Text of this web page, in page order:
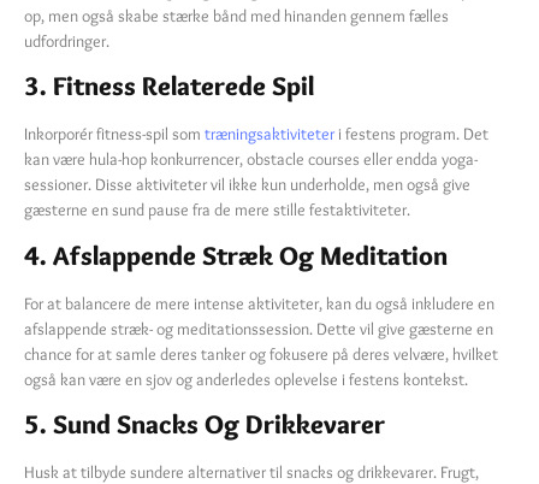
op, men også skabe stærke bånd med hinanden gennem fælles
udfordringer.
3. Fitness Relaterede Spil
Inkorporér fitness-spil som træningsaktiviteter i festens program. Det
kan være hula-hop konkurrencer, obstacle courses eller endda yoga-
sessioner. Disse aktiviteter vil ikke kun underholde, men også give
gæsterne en sund pause fra de mere stille festaktiviteter.
4. Afslappende Stræk Og Meditation
For at balancere de mere intense aktiviteter, kan du også inkludere en
afslappende stræk- og meditationssession. Dette vil give gæsterne en
chance for at samle deres tanker og fokusere på deres velvære, hvilket
også kan være en sjov og anderledes oplevelse i festens kontekst.
5. Sund Snacks Og Drikkevarer
Husk at tilbyde sundere alternativer til snacks og drikkevarer. Frugt,